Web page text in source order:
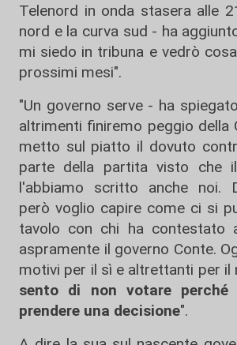
Telenord in onda stasera alle
nord e la curva sud - ha
mi siedo in tribuna e vedrò
prossimi mesi".
"Un governo serve - ha
altrimenti finiremo peggio della
metto sul piatto il dovuto
parte della partita visto che
l'abbiamo scritto anche noi.
però voglio capire come ci si
tavolo con chi ha contestato
aspramente il governo Conte.
motivi per il sì e altrettanti per il
sento di non votare
prendere una decisione".